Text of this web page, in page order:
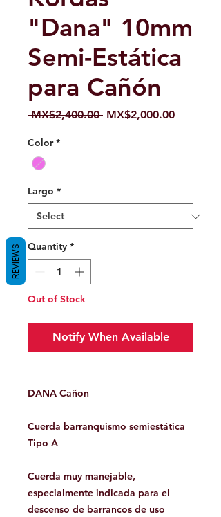
"Dana" 10mm
Semi-Estática
para Cañón
MX$2,400.00 Regular
MX$2,000.00Sale
Color *
Largo *
Quantity *
Out of Stock
Notify When Available
DANA Cañon
Cuerda barranquismo semiestática
Tipo A
Cuerda muy manejable,
especialmente indicada para el
descenso de barrancos de uso
REVIEWS